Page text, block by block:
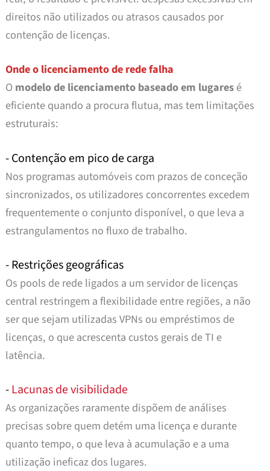
direitos não utilizados ou atrasos causados por
contenção de licenças.
Onde o licenciamento de rede falha
O modelo de licenciamento baseado em lugaresé
eficiente quando a procura flutua, mas tem limitações
estruturais:
- Contenção em pico de carga
Nos programas automóveis com prazos de conceção
sincronizados, os utilizadores concorrentes excedem
frequentemente o conjunto disponível, o que leva a
estrangulamentos no fluxo de trabalho.
- Restrições geográficas
Os pools de rede ligados a um servidor de licenças
central restringem a flexibilidade entre regiões, a não
ser que sejam utilizadas VPNs ou empréstimos de
licenças, o que acrescenta custos gerais de TI e
latência.
-Lacunas de visibilidade
As organizações raramente dispõem de análises
precisas sobre quem detém uma licença e durante
quanto tempo, o que leva à acumulação e a uma
utilização ineficaz dos lugares.